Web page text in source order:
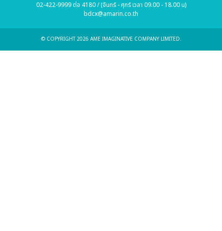
02-422-9999 ต่อ 4180 / (จันทร์ - ศุกร์ เวลา 09.00 - 18.00 น)
bdcx@amarin.co.th
© COPYRIGHT 2026 AME IMAGINATIVE COMPANY LIMITED.